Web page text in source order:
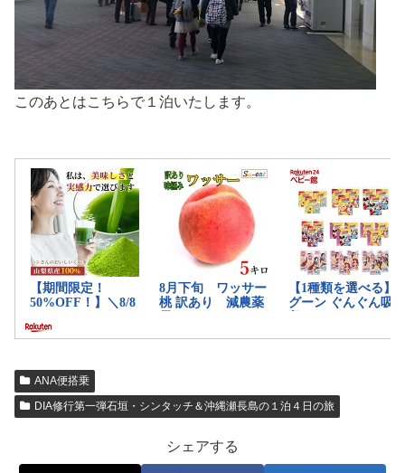
このあとはこちらで１泊いたします。
ANA便搭乗
DIA修行第一弾石垣・シンタッチ＆沖縄瀬長島の１泊４日の旅
シェアする